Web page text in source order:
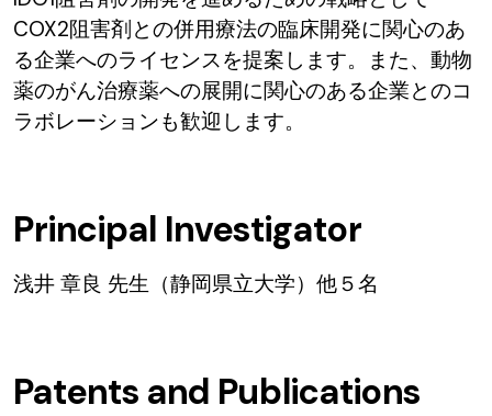
COX2阻害剤との併用療法の臨床開発に関心のあ
る企業へのライセンスを提案します。また、動物
薬のがん治療薬への展開に関心のある企業とのコ
ラボレーションも歓迎します。
Principal Investigator
浅井 章良 先生（静岡県立大学）他５名
Patents and Publications